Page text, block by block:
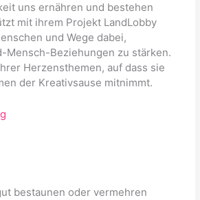
uns ernähren und bestehen
mit ihrem Projekt LandLobby
und Wege dabei,
Mensch-Beziehungen zu stärken.
Herzensthemen, auf dass sie
der Kreativsause mitnimmt.
bestaunen oder vermehren